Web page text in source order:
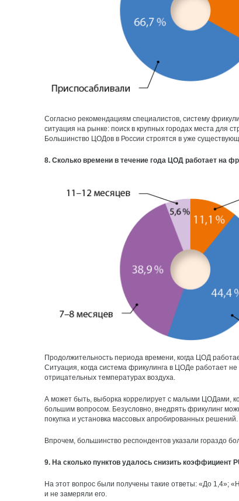
Согласно рекомендациям специалистов, систему
ситуация на рынке: поиск в крупных городах места
Большинство ЦОДов в России строятся в уже
8. Сколько времени в течение года ЦОД работает на
Продолжительность периода времени, когда ЦОД
Ситуация, когда система фрикулинга в ЦОДе работает
отрицательных температурах воздуха.
А может быть, выборка коррелирует с малыми ЦОДами,
большим вопросом. Безусловно, внедрять фрикулинг
покупка и установка массовых апробированных
Впрочем, большинство респондентов указали гораздо
9. На сколько пунктов удалось снизить коэффициент
На этот вопрос были получены такие ответы: «До 1,4»;
и не замеряли его.